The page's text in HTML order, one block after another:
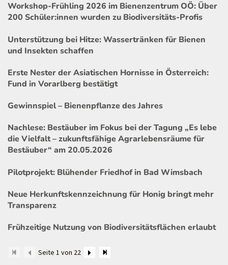
Workshop-Frühling 2026 im Bienenzentrum OÖ: Über
200 Schüler:innen wurden zu Biodiversitäts-Profis
Unterstützung bei Hitze: Wassertränken für Bienen
und Insekten schaffen
Erste Nester der Asiatischen Hornisse in Österreich:
Fund in Vorarlberg bestätigt
Gewinnspiel – Bienenpflanze des Jahres
Nachlese: Bestäuber im Fokus bei der Tagung „Es lebe
die Vielfalt – zukunftsfähige Agrarlebensräume für
Bestäuber“ am 20.05.2026
Pilotprojekt: Blühender Friedhof in Bad Wimsbach
Neue Herkunftskennzeichnung für Honig bringt mehr
Transparenz
Frühzeitige Nutzung von Biodiversitätsflächen erlaubt
Seite 1 von 22